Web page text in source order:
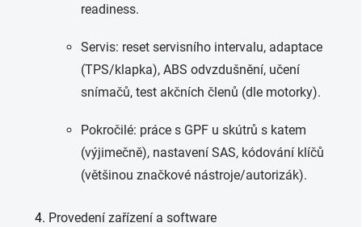
readiness.
Servis: reset servisního intervalu, adaptace
(TPS/klapka), ABS odvzdušnění, učení
snímačů, test akčních členů (dle motorky).
Pokročilé: práce s GPF u skútrů s katem
(výjimečně), nastavení SAS, kódování klíčů
(většinou značkové nástroje/autorizák).
Provedení zařízení a software